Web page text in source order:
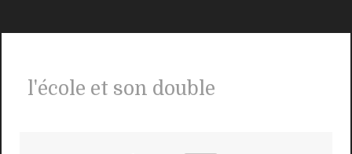
l'école et son double